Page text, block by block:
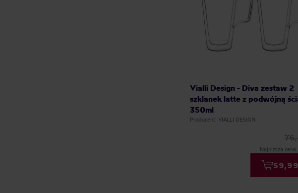
Vialli Design - Diva zestaw 2
szklanek latte z podwójną
350ml
Producent: VIALLI DESIGN
Najniższa
59,99